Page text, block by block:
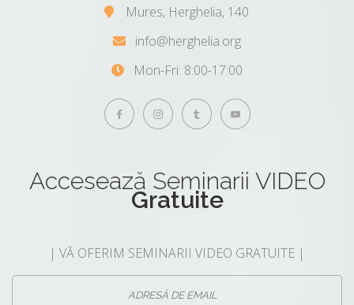
Mures, Herghelia, 140.
info@herghelia.org
Mon-Fri: 8:00-17:00
Accesează Seminarii VIDEO
Gratuite
| VĂ OFERIM SEMINARII VIDEO GRATUITE |